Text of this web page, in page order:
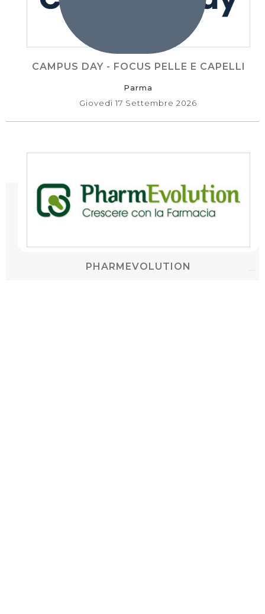
CAMPUS DAY - FOCUS PELLE E CAPELLI
Parma
Giovedì 17 Settembre 2026
PHARMEVOLUTION